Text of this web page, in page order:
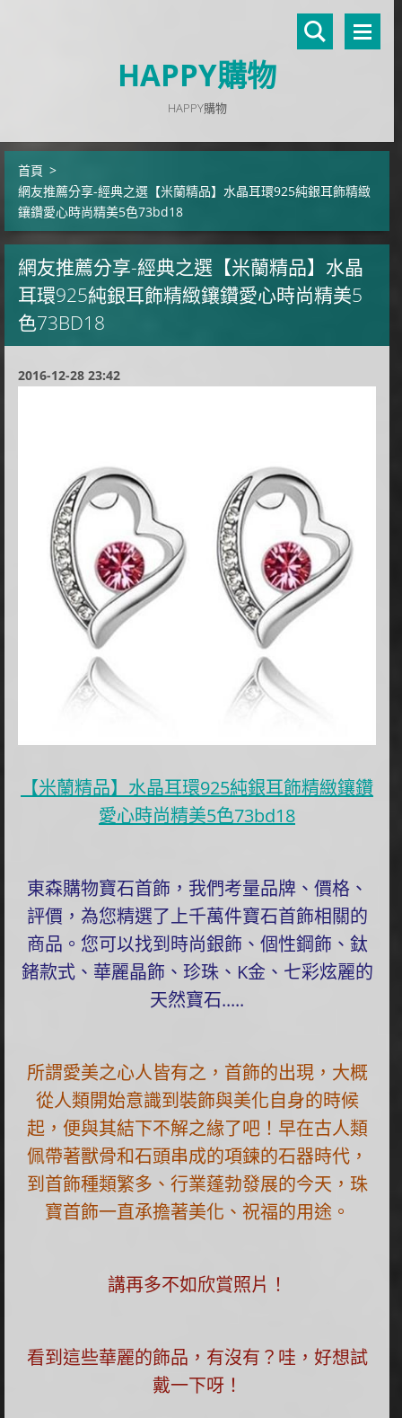
HAPPY購物
HAPPY購物
首頁 >
網友推薦分享-經典之選【米蘭精品】水晶耳環925純銀耳飾精緻
鑲鑽愛心時尚精美5色73bd18
網友推薦分享-經典之選【米蘭精品】水晶
耳環925純銀耳飾精緻鑲鑽愛心時尚精美5
色73BD18
2016-12-28 23:42
【米蘭精品】水晶耳環925純銀耳飾精緻鑲鑽
愛心時尚精美5色73bd18
東森購物寶石首飾，我們考量品牌、價格、
評價，為您精選了上千萬件寶石首飾相關的
商品。您可以找到時尚銀飾、個性鋼飾、鈦
鍺款式、華麗晶飾、珍珠、K金、七彩炫麗的
天然寶石.....
所謂愛美之心人皆有之，首飾的出現，大概
從人類開始意識到裝飾與美化自身的時候
起，便與其結下不解之緣了吧！早在古人類
佩帶著獸骨和石頭串成的項鍊的石器時代，
到首飾種類繁多、行業蓬勃發展的今天，珠
寶首飾一直承擔著美化、祝福的用途。
講再多不如欣賞照片！
看到這些華麗的飾品，有沒有？哇，好想試
戴一下呀！